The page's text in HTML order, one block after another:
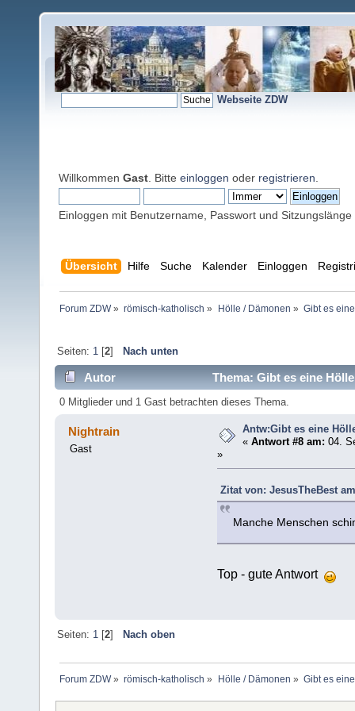
Webseite ZDW
Willkommen Gast . Bitte einloggen oder registrieren
Einloggen mit Benutzername, Passwort und Sitzungslänge
Übersicht Hilfe Suche Kalender Einloggen
Forum ZDW» römisch-katholisch » Hölle / Dämonen » Gibt es
Seiten: 1[2] Nach unten
Autor Thema: Gibt es eine
0 Mitglieder und 1 Gast betrachten dieses Thema.
Nightrain
Gast
Antw:Gibt es eine
«Antwort #8 am: 04.
»
Zitat von: JesusTheBest
Manche Menschen
Top - gute Antwort
Seiten: 1[2] Nach oben
Forum ZDW» römisch-katholisch » Hölle / Dämonen » Gibt es